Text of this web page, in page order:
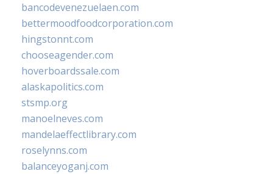
bancodevenezuelaen.com
bettermoodfoodcorporation.com
hingstonnt.com
chooseagender.com
hoverboardssale.com
alaskapolitics.com
stsmp.org
manoelneves.com
mandelaeffectlibrary.com
roselynns.com
balanceyoganj.com